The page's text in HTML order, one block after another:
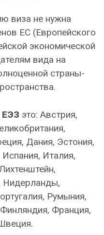
виза не нужна
ЕС (Европейского
экономической
вида на
страны-
это: Австрия,
Дания, Эстония,
Италия,
Нидерланды,
Румыния,
Франция,